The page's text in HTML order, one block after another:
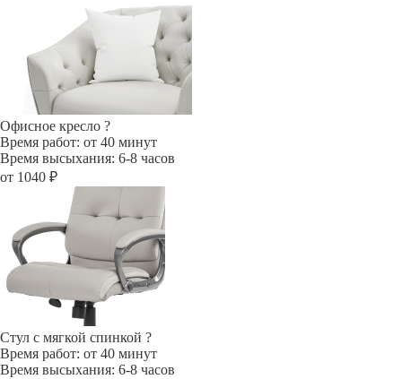
Офисное кресло ?
Время работ: от 40 минут
Время высыхания: 6-8 часов
от 1040 ₽
Стул с мягкой спинкой ?
Время работ: от 40 минут
Время высыхания: 6-8 часов